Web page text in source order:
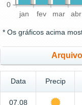
jan fev mar abr
0
* Os gráficos acima
Data Precip
07.08